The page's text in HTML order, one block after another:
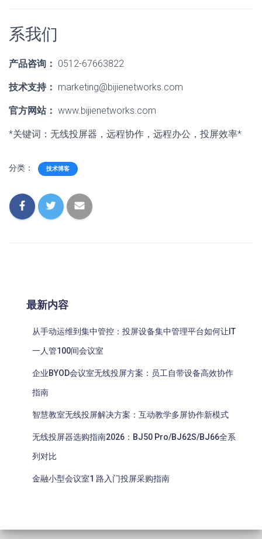
系我们
产品咨询： 0512-67663822
技术支持： marketing@bijienetworks.com
官方网站： www.bijienetworks.com
*关键词：无线投屏器，远程协作，远程办公，投屏效率*
分类： 技术博客
最新内容
从手动运维到集中管控：投屏设备集中管理平台如何让IT
一人管100间会议室
企业BYOD会议室无线投屏方案：员工自带设备高效协作
指南
智慧教室无线投屏解决方案：互动教学多屏协作新模式
无线投屏器选购指南2026：BJ50 Pro/BJ62S/BJ66全系
列对比
金融小型会议室1 路入门投屏采购指南